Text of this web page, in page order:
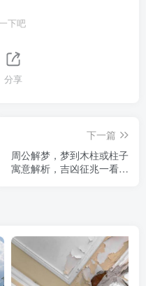
下吧
分享
下一篇
周公解梦，梦到木柱或柱子
寓意解析，吉凶征兆一看便